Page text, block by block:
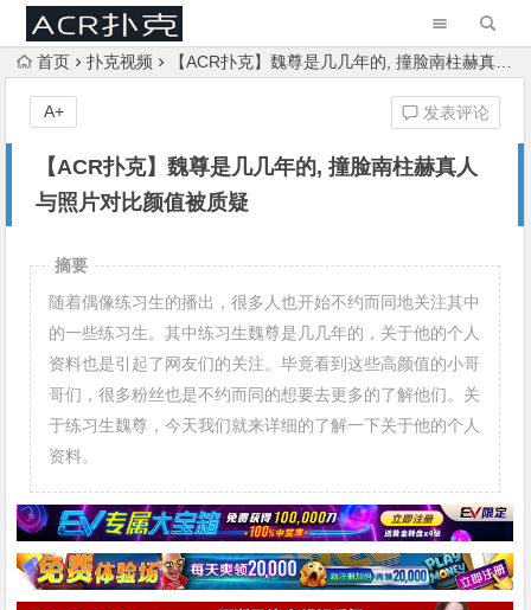
首页 扑克视频 【ACR扑克】魏尊是几几年的, 撞脸南柱赫真人与照片对比颜值被质疑
【ACR扑克】魏尊是几几年的, 撞脸南柱赫真人
与照片对比颜值被质疑
发表评论
A+
摘要
随着偶像练习生的播出，很多人也开始不约而同地关注其中
的一些练习生。其中练习生魏尊是几几年的，关于他的个人
资料也是引起了网友们的关注。毕竟看到这些高颜值的小哥
哥们，很多粉丝也是不约而同的想要去更多的了解他们。关
于练习生魏尊，今天我们就来详细的了解一下关于他的个人
资料。